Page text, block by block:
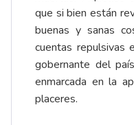
que si bien están
buenas y sanas
cuentas repulsivas
gobernante del
enmarcada en la
placeres.